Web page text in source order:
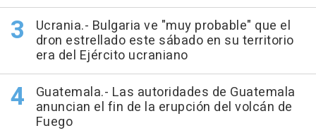
Ucrania.- Bulgaria ve "muy probable" que el
dron estrellado este sábado en su territorio
era del Ejército ucraniano
Guatemala.- Las autoridades de Guatemala
anuncian el fin de la erupción del volcán de
Fuego